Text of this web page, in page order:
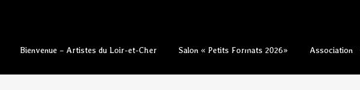
Aller
contenu
Bienvenue – Artistes du Loir-et-Cher Salon « Petits Formats 2026» Association